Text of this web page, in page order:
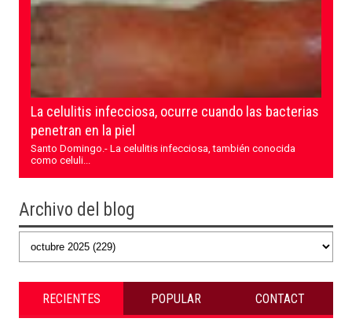
La celulitis infecciosa, ocurre cuando las bacterias
penetran en la piel
Santo Domingo.- La celulitis infecciosa, también conocida
como celuli...
Archivo del blog
RECIENTES POPULAR CONTACT